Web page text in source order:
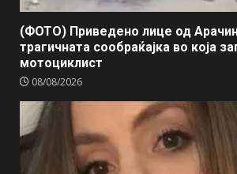
(ФОТО) Приведено лице од
трагичната сообраќајка во која
мотоциклист
08/08/2026